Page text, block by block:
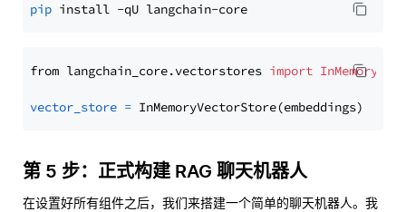
pip
from langchain_core.vectorstores import
vector_store =
第 5 步：正式构建 RAG 聊天机器人
在设置好所有组件之后，我们来搭建一个简单的聊天机器人。我